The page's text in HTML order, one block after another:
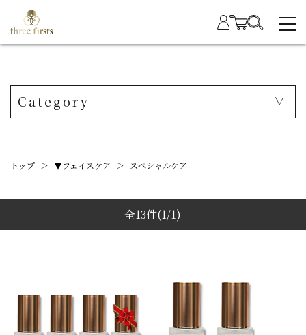
Category
トップ ＞ ▼フェイスケア ＞ スペシャルケア
全13件(1/1)